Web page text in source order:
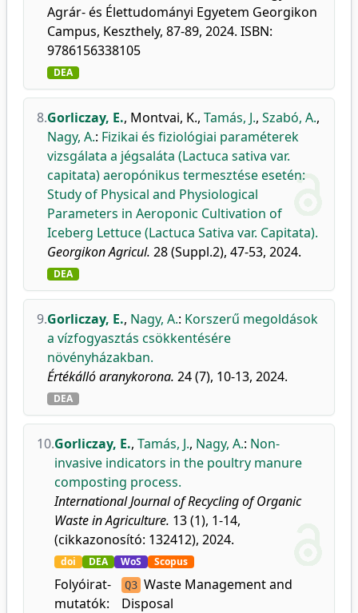
Agrár- és Élettudományi Egyetem Georgikon
Campus, Keszthely, 87-89, 2024. ISBN:
9786156338105
DEA
8.Gorliczay, E., Montvai, K., Tamás, J., Szabó, A.,
Nagy, A.: Fizikai és fiziológiai paraméterek
vizsgálata a jégsaláta (Lactuca sativa var.
capitata) aeropónikus termesztése esetén:
Study of Physical and Physiological
Parameters in Aeroponic Cultivation of
Iceberg Lettuce (Lactuca Sativa var. Capitata).
Georgikon Agricul. 28 (Suppl.2), 47-53, 2024.
DEA
9.Gorliczay, E., Nagy, A.: Korszerű megoldások
a vízfogyasztás csökkentésére
növényházakban.
Értékálló aranykorona. 24 (7), 10-13, 2024.
DEA
10.Gorliczay, E., Tamás, J., Nagy, A.: Non-
invasive indicators in the poultry manure
composting process.
International Journal of Recycling of Organic
Waste in Agriculture. 13 (1), 1-14,
(cikkazonosító: 132412), 2024.
doi DEA WoS Scopus
Folyóirat-
mutatók:
Q3 Waste Management and
Disposal